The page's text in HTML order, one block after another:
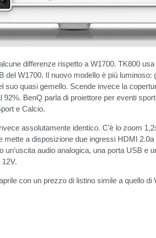
differenze rispetto a W1700. TK800
del W1700. Il nuovo modello è più luminoso:
suo quasi gemello. Scende invece la
92%. BenQ parla di proiettore per eventi
e Calcio.
assolutamente identico. C’è lo zoom
mette a disposizione due ingressi HDMI
un’uscita audio analogica, una porta USB e
con un prezzo di listino simile a quello di